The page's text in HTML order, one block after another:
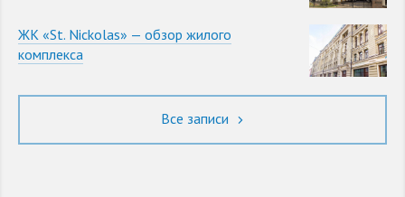
ЖК «St. Nickolas» — обзор жилого
комплекса
Все записи